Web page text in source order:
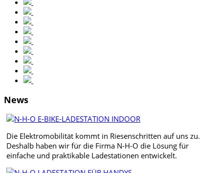
News
Die Elektromobilität kommt in Riesenschritten auf uns zu.
Deshalb haben wir für die Firma N-H-O die Lösung für
einfache und praktikable Ladestationen entwickelt.